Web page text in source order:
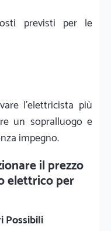
previsti per le
l'elettricista più
un sopralluogo e
impegno.
il prezzo
elettrico per
Possibili